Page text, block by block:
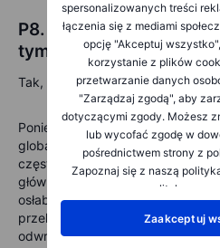
spersonalizowanych treści
łączenia się z mediami
opcję "Akceptuj
korzystanie z plików
przetwarzanie danych
"Zarządzaj zgodą", aby
dotyczącymi zgody. Możesz
lub wycofać zgodę w
pośrednictwem strony z
Zapoznaj się z naszą
polityką
Zaakceptuj
P8. Czy inwestorzy
tym przejmować?
Tak, ale bez przesady.
Ponieważ amerykańskie akcje
globalnej kapitalizacji rynku,
często wpływa na Europę i Azję.
głównym kanałem transmisji są
osłabnie, inwestycje
przeliczeniu na euro, natomiast
odwrotny efekt.